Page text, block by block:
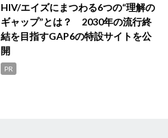
HIV/エイズにまつわる6つの“理解の
ギャップ”とは？ 2030年の流行終
結を目指すGAP6の特設サイトを公
開
PR